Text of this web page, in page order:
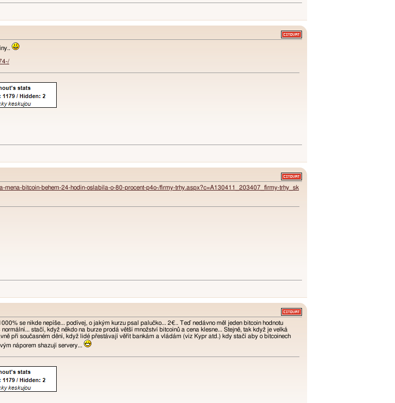
mena-bitcoin-behem-24-hodin-oslabila-o-80-procent-p4o-/firmy-trhy.aspx?c=A130411_203407_firmy-trhy_sk
se nikde nepíše... podívej, o jakým kurzu psal palučko... 2€.. Teď nedávno měl jeden bitcoin hodnotu
stačí, když někdo na burze prodá větší množství bitcoinů a cena klesne... Stejně, tak když je velká
při současném dění, když lidé přestávají věřit bankám a vládám (viz Kypr atd.) kdy stačí aby o bitcoinech
náporem shazují servery...